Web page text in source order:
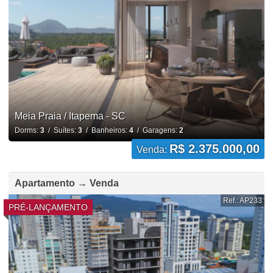
Meia Praia / Itapema - SC
Dorms: 3/ Suítes: 3/ Banheiros: 4/ Garagens: 2
Venda: R$ 2.375.000,00
Apartamento → Venda
PRÉ-LANÇAMENTO
Ref.: AP233